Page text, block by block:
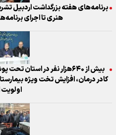
هنری تا اجرای
بیش از ۶۴۰هزار نفر در
کادر درمان، افزایش تخت ویژه